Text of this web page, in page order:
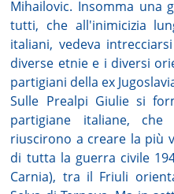
Mihailovic. Insomma
tutti, che all'inimicizia
italiani, vedeva
diverse etnie e i diversi
partigiani della ex
Sulle Prealpi Giulie si
partigiane italiane,
riuscirono a creare la più
di tutta la guerra civile
Carnia), tra il Friuli